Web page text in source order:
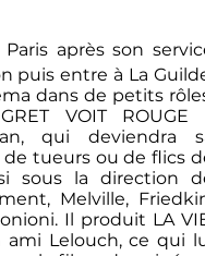
après son
puis entre à La
dans de petits
VOIT ROUGE
qui deviendra
tueurs ou de flics
sous la direction
Melville,
Il produit LA
ami Lelouch, ce qui